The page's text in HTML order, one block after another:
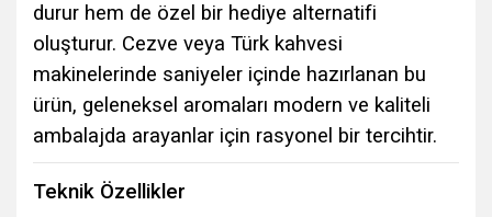
durur hem de özel bir hediye alternatifi
oluşturur. Cezve veya Türk kahvesi
makinelerinde saniyeler içinde hazırlanan bu
ürün, geleneksel aromaları modern ve kaliteli
ambalajda arayanlar için rasyonel bir tercihtir.
Teknik Özellikler